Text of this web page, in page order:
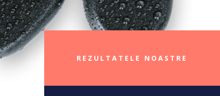
REZULTATELE NOASTRE